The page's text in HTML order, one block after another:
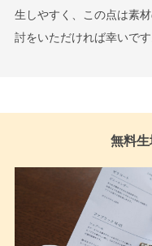
生しやすく、この点は素
討をいただければ幸いです
無料